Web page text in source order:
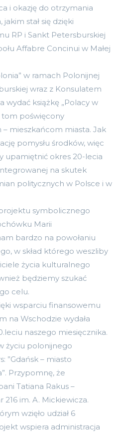
i okazję do otrzymania
stał się dzięki
RP i Sankt Petersburskiej
Affabre Concinui w Małej
w ramach Polonijnej
wraz z Konsulatem
wydać książkę „Polacy w
tom poświęcony
mieszkańcom miasta. Jak
pomysłu środków, więc
upamiętnić okres 20-lecia
na skutek
politycznych w Polsce i w
symbolicznego
Marii
bardzo na powołaniu
w skład którego weszliby
życia kulturalnego
będziemy szukać
celu.
wsparciu finansowemu
na Wschodzie wydała
naszego miesięcznika.
życiu polonijnego
”Gdańsk – miasto
Przypomnę, że
Tatiana Rakus –
216 im. A. Mickiewicza.
wzięło udział 6
wspiera administracja